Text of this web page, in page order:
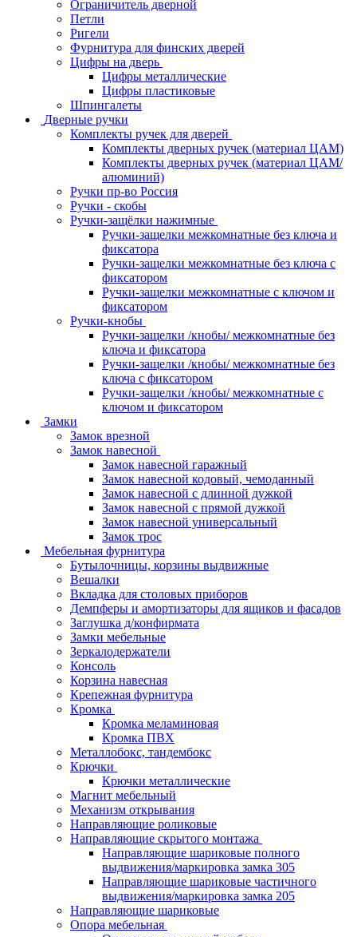
Ограничитель дверной
Петли
Ригели
Фурнитура для финских дверей
Цифры на дверь
Цифры металлические
Цифры пластиковые
Шпингалеты
Дверные ручки
Комплекты ручек для дверей
Комплекты дверных ручек (материал ЦАМ)
Комплекты дверных ручек (материал ЦАМ/
алюминий)
Ручки пр-во Россия
Ручки - скобы
Ручки-защёлки нажимные
Ручки-защелки межкомнатные без ключа и
фиксатора
Ручки-защелки межкомнатные без ключа с
фиксатором
Ручки-защелки межкомнатные с ключом и
фиксатором
Ручки-кнобы
Ручки-защелки /кнобы/ межкомнатные без
ключа и фиксатора
Ручки-защелки /кнобы/ межкомнатные без
ключа с фиксатором
Ручки-защелки /кнобы/ межкомнатные с
ключом и фиксатором
Замки
Замок врезной
Замок навесной
Замок навесной гаражный
Замок навесной кодовый, чемоданный
Замок навесной с длинной дужкой
Замок навесной с прямой дужкой
Замок навесной универсальный
Замок трос
Мебельная фурнитура
Бутылочницы, корзины выдвижные
Вешалки
Вкладка для столовых приборов
Демпферы и амортизаторы для ящиков и фасадов
Заглушка д/конфирмата
Замки мебельные
Зеркалодержатели
Консоль
Корзина навесная
Крепежная фурнитура
Кромка
Кромка меламиновая
Кромка ПВХ
Металлобокс, тандембокс
Крючки
Крючки металлические
Магнит мебельный
Механизм открывания
Направляющие роликовые
Направляющие скрытого монтажа
Направляющие шариковые полного
выдвижения/маркировка замка 305
Направляющие шариковые частичного
выдвижения/маркировка замка 205
Направляющие шариковые
Опора мебельная